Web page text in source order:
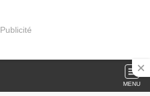
Publicité
MENU